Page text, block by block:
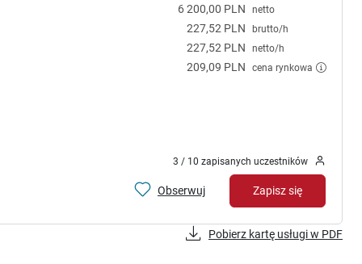
6 200,00 PLN netto
227,52 PLN brutto/h
227,52 PLN netto/h
209,09 PLN cena rynkowa
3 / 10 zapisanych uczestników
Obserwuj Zapisz się
Pobierz kartę usługi w PDF